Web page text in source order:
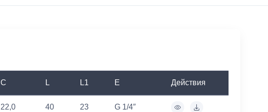
C L L1 E Действия
22,0 40 23 G 1/4″